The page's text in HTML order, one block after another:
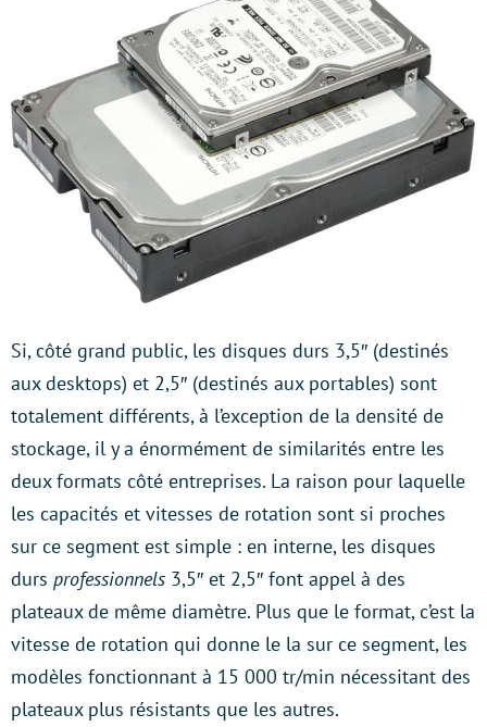
Si, côté grand public, les disques durs 3,5″ (destinés
aux desktops) et 2,5″ (destinés aux portables) sont
totalement différents, à l’exception de la densité de
stockage, il y a énormément de similarités entre les
deux formats côté entreprises. La raison pour laquelle
les capacités et vitesses de rotation sont si proches
sur ce segment est simple : en interne, les disques
durs professionnels 3,5″ et 2,5″ font appel à des
plateaux de même diamètre. Plus que le format, c’est la
vitesse de rotation qui donne le la sur ce segment, les
modèles fonctionnant à 15 000 tr/min nécessitant des
plateaux plus résistants que les autres.